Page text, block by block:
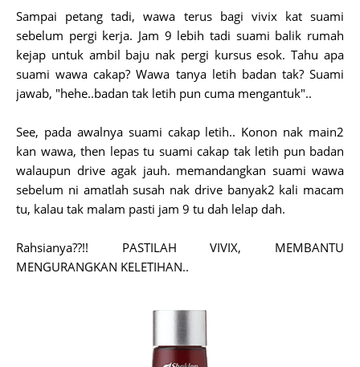
Sampai petang tadi, wawa terus bagi vivix kat suami
sebelum pergi kerja. Jam 9 lebih tadi suami balik rumah
kejap untuk ambil baju nak pergi kursus esok. Tahu apa
suami wawa cakap? Wawa tanya letih badan tak? Suami
jawab, "hehe..badan tak letih pun cuma mengantuk"..
See, pada awalnya suami cakap letih.. Konon nak main2
kan wawa, then lepas tu suami cakap tak letih pun badan
walaupun drive agak jauh. memandangkan suami wawa
sebelum ni amatlah susah nak drive banyak2 kali macam
tu, kalau tak malam pasti jam 9 tu dah lelap dah.
Rahsianya??!! PASTILAH VIVIX, MEMBANTU
MENGURANGKAN KELETIHAN..